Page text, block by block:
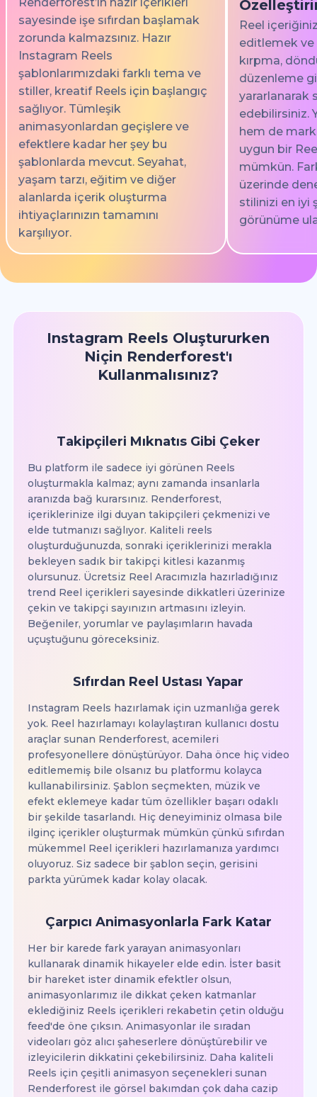
sayesinde işe sıfırdan başlamak
zorunda kalmazsınız. Hazır
Instagram Reels
şablonlarımızdaki farklı tema ve
stiller, kreatif Reels için başlangıç
sağlıyor. Tümleşik
animasyonlardan geçişlere ve
efektlere kadar her şey bu
şablonlarda mevcut. Seyahat,
yaşam tarzı, eğitim ve diğer
alanlarda içerik oluşturma
ihtiyaçlarınızın tamamını
karşılıyor.
Reel
editlemek
kırpma,
düzenleme
yararlanarak
edebilirsiniz.
hem de
uygun bir
mümkün.
üzerinde
stilinizi en iyi
görünüme
Instagram Reels Oluştururken
Niçin Renderforest'ı
Kullanmalısınız?
Takipçileri Mıknatıs Gibi Çeker
Bu platform ile sadece iyi görünen Reels
oluşturmakla kalmaz; aynı zamanda insanlarla
aranızda bağ kurarsınız. Renderforest,
içeriklerinize ilgi duyan takipçileri çekmenizi ve
elde tutmanızı sağlıyor. Kaliteli reels
oluşturduğunuzda, sonraki içeriklerinizi merakla
bekleyen sadık bir takipçi kitlesi kazanmış
olursunuz. Ücretsiz Reel Aracımızla hazırladığınız
trend Reel içerikleri sayesinde dikkatleri üzerinize
çekin ve takipçi sayınızın artmasını izleyin.
Beğeniler, yorumlar ve paylaşımların havada
uçuştuğunu göreceksiniz.
Sıfırdan Reel Ustası Yapar
Instagram Reels hazırlamak için uzmanlığa gerek
yok. Reel hazırlamayı kolaylaştıran kullanıcı dostu
araçlar sunan Renderforest, acemileri
profesyonellere dönüştürüyor. Daha önce hiç video
editlememiş bile olsanız bu platformu kolayca
kullanabilirsiniz. Şablon seçmekten, müzik ve
efekt eklemeye kadar tüm özellikler başarı odaklı
bir şekilde tasarlandı. Hiç deneyiminiz olmasa bile
ilginç içerikler oluşturmak mümkün çünkü sıfırdan
mükemmel Reel içerikleri hazırlamanıza yardımcı
oluyoruz. Siz sadece bir şablon seçin, gerisini
parkta yürümek kadar kolay olacak.
Çarpıcı Animasyonlarla Fark Katar
Her bir karede fark yarayan animasyonları
kullanarak dinamik hikayeler elde edin. İster basit
bir hareket ister dinamik efektler olsun,
animasyonlarımız ile dikkat çeken katmanlar
eklediğiniz Reels içerikleri rekabetin çetin olduğu
feed'de öne çıksın. Animasyonlar ile sıradan
videoları göz alıcı şaheserlere dönüştürebilir ve
izleyicilerin dikkatini çekebilirsiniz. Daha kaliteli
Reels için çeşitli animasyon seçenekleri sunan
Renderforest ile görsel bakımdan çok daha cazip